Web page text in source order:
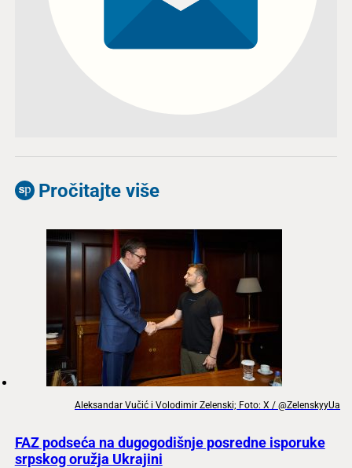
Pročitajte više
Aleksandar Vučić i Volodimir Zelenski; Foto: X / @ZelenskyyUa
FAZ podseća na dugogodišnje posredne isporuke
srpskog oružja Ukrajini